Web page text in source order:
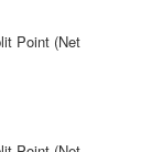
Point (Net